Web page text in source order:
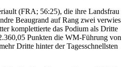
(FRA; 56:25), die ihre Landsfrau
Beaugrand auf Rang zwei verwies
komplettierte das Podium als Dritte
Punkten die WM-Führung von
Dritte hinter der Tagesschnellsten